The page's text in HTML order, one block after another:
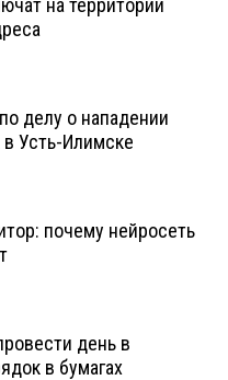
делу о нападении
Усть-Илимске
почему нейросеть
день в
в бумагах